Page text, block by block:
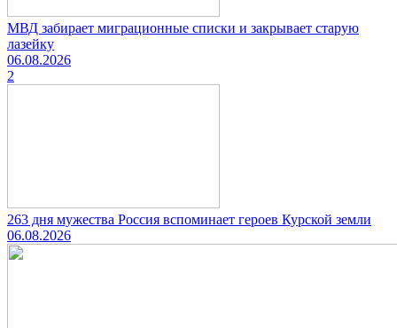
МВД забирает миграционные списки и закрывает старую
лазейку
06.08.2026
2
263 дня мужества Россия вспоминает героев Курской земли
06.08.2026